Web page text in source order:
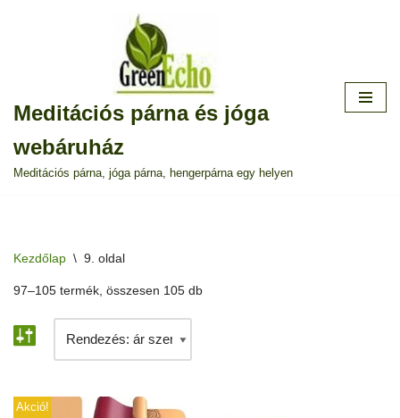
Meditációs párna és jóga
webáruház
Meditációs párna, jóga párna, hengerpárna egy helyen
Kezdőlap \ 9. oldal
97–105 termék, összesen 105 db
Akció!